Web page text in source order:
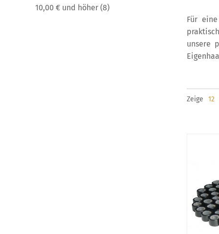
10,00 € und höher (8)
Für
unsere
Zeige